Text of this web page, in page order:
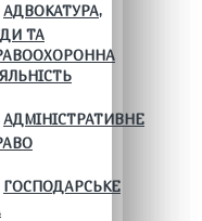
АДВОКАТУРА,
ТА
АДМІНІСТРАТИВНЕ
ГОСПОДАРСЬКЕ